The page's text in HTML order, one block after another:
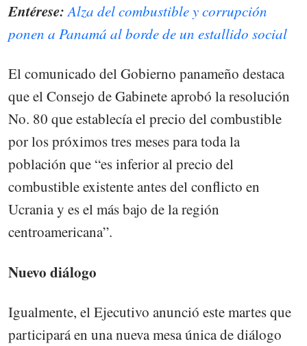
Entérese:Alza del combustible y corrupción
ponen a Panamá al borde de un estallido social
El comunicado del Gobierno panameño destaca
que el Consejo de Gabinete aprobó la resolución
No. 80 que establecía el precio del combustible
por los próximos tres meses para toda la
población que “es inferior al precio del
combustible existente antes del conflicto en
Ucrania y es el más bajo de la región
centroamericana”.
Nuevo diálogo
Igualmente, el Ejecutivo anunció este martes que
participará en una nueva mesa única de diálogo